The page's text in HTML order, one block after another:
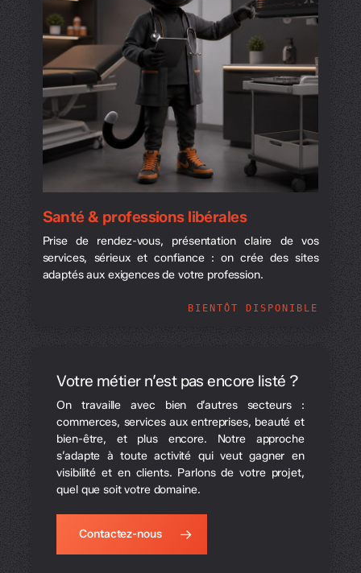
Santé & professions libérales
Prise de rendez-vous, présentation claire de vos
services, sérieux et confiance : on crée des sites
adaptés aux exigences de votre profession.
BIENTÔT DISPONIBLE
Votre métier n’est pas encore listé ?
On travaille avec bien d’autres secteurs :
commerces, services aux entreprises, beauté et
bien-être, et plus encore. Notre approche
s’adapte à toute activité qui veut gagner en
visibilité et en clients. Parlons de votre projet,
quel que soit votre domaine.
Contactez-nous